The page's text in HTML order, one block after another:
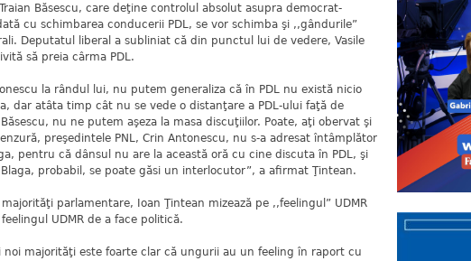
Băsescu, care deţine controlul absolut asupra democrat-
cu schimbarea conducerii PDL, se vor schimba şi ,,gândurile”
Deputatul liberal a subliniat că din punctul lui de vedere, Vasile
să preia cârma PDL.
la rândul lui, nu putem generaliza că în PDL nu există nicio
dar atâta timp cât nu se vede o distanţare a PDL-ului faţă de
nu ne putem aşeza la masa discuţiilor. Poate, aţi obervat şi
preşedintele PNL, Crin Antonescu, nu s-a adresat întâmplător
pentru că dânsul nu are la această oră cu cine discuta în PDL, şi
probabil, se poate găsi un interlocutor”, a afirmat Ţintean.
parlamentare, Ioan Ţintean mizează pe ,,feelingul” UDMR
UDMR de a face politică.
majorităţi este foarte clar că ungurii au un feeling în raport cu